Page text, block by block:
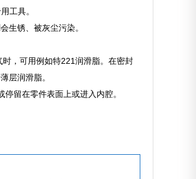
工具。
生锈、被灰尘污染。
，可用例如特221润滑脂。在密封
层润滑脂。
留在零件表面上或进入内腔。